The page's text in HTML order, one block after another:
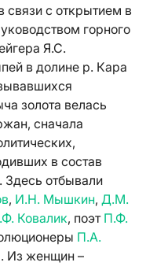
связи с открытием в
горного
Я.С.
в долине р. Кара
золота велась
сначала
в состав
Здесь отбывали
, И.Н. Мышкин, Д.М.
Ковалик, поэт П.Ф.
П.А.
Из женщин –